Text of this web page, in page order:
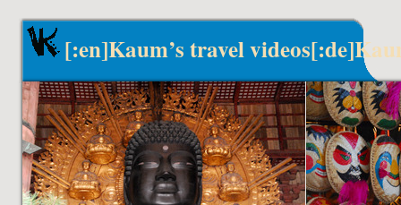
[:en]Kaum’s travel